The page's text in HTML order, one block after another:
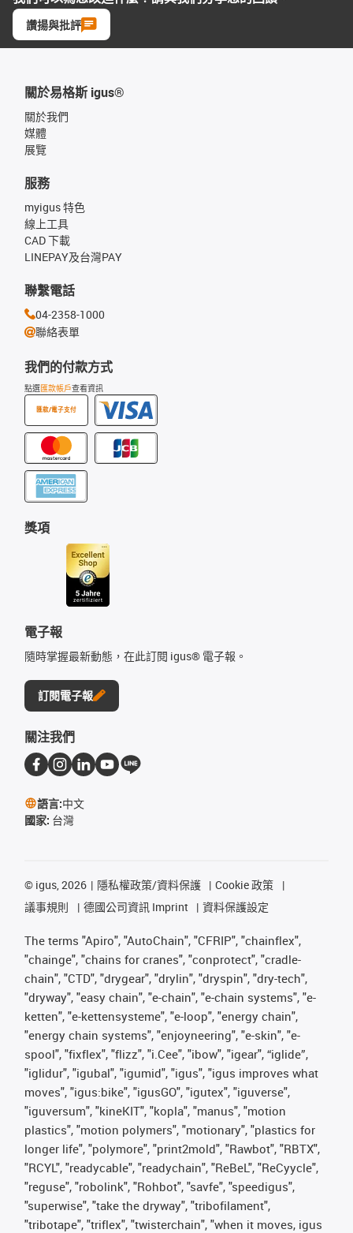
讚揚與批評
關於易格斯 igus®
關於我們
媒體
展覽
我們的付款方式
點選匯款帳戶查看資訊
匯款/電子支付
服務
myigus 特色
線上工具
CAD 下載
LINEPAY及台灣PAY
獎項
電子報
隨時掌握最新動態，在此訂閱 igus® 電子報。
訂閱電子報
聯繫電話
04-2358-1000
聯絡表單
關注我們
語言:中文
國家: 台灣
© igus, 2026 隱私權政策/資料保護
Cookie 政策
議事規則
德國公司資訊 Imprint 資料保護設定
The terms "Apiro", "AutoChain", "CFRIP", "chainflex",
"chainge", "chains for cranes", "conprotect", "cradle-
chain", "CTD", "drygear", "drylin", "dryspin", "dry-tech",
"dryway", "easy chain", "e-chain", "e-chain systems", "e-
ketten", "e-kettensysteme", "e-loop", "energy chain",
"energy chain systems", "enjoyneering", "e-skin", "e-
spool", "fixflex", "flizz", "i.Cee", "ibow", "igear", “iglide”,
"iglidur", "igubal", "igumid", "igus", "igus improves what
moves", "igus:bike", "igusGO", "igutex", "iguverse",
"iguversum", "kineKIT", "kopla", "manus", "motion
plastics", "motion polymers", "motionary", "plastics for
longer life", "polymore", "print2mold", "Rawbot", "RBTX",
"RCYL", "readycable", "readychain", "ReBeL", "ReCyycle",
"reguse", "robolink", "Rohbot", "savfe", "speedigus",
"superwise", "take the dryway", "tribofilament",
"tribotape", "triflex", "twisterchain", "when it moves, igus